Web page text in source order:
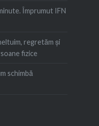
Împrumut IFN
regretăm şi
fizice
schimbă